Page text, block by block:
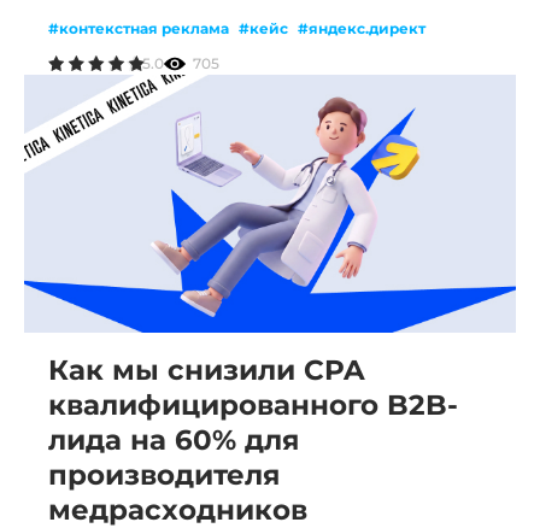
#контекстная реклама #кейс #яндекс.директ
5.0
705
Как мы снизили CPA
квалифицированного B2B-
лида на 60% для
производителя
медрасходников